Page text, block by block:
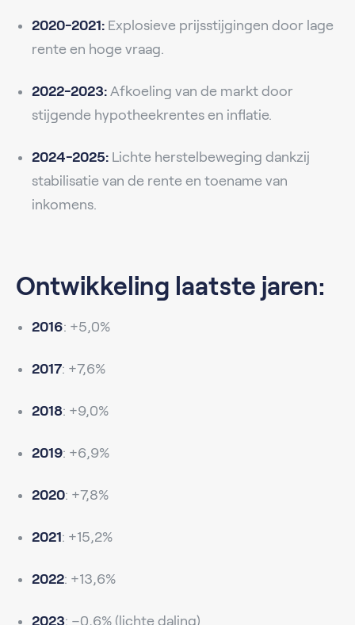
2020-2021: Explosieve prijsstijgingen door lage
rente en hoge vraag.
2022-2023: Afkoeling van de markt door
stijgende hypotheekrentes en inflatie.
2024-2025: Lichte herstelbeweging dankzij
stabilisatie van de rente en toename van
inkomens.
Ontwikkeling laatste jaren:
2016: +5,0%
2017: +7,6%
2018: +9,0%
2019: +6,9%
2020: +7,8%
2021: +15,2%
2022: +13,6%
2023: −0,6% (lichte daling)